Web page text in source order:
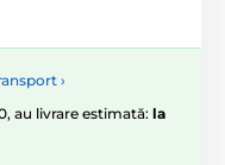
›
au livrare estimată: la